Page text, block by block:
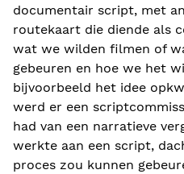
documentair script, met
routekaart die diende als
wat we wilden filmen of
gebeuren en hoe we het
bijvoorbeeld het idee
werd er een
had van een narratieve
werkte aan een script,
proces zou kunnen